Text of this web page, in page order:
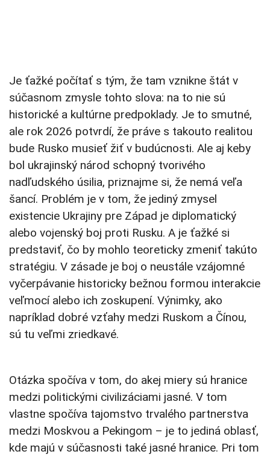
Je ťažké počítať s tým, že tam vznikne štát v
súčasnom zmysle tohto slova: na to nie sú
historické a kultúrne predpoklady. Je to smutné,
ale rok 2026 potvrdí, že práve s takouto realitou
bude Rusko musieť žiť v budúcnosti. Ale aj keby
bol ukrajinský národ schopný tvorivého
nadľudského úsilia, priznajme si, že nemá veľa
šancí. Problém je v tom, že jediný zmysel
existencie Ukrajiny pre Západ je diplomatický
alebo vojenský boj proti Rusku. A je ťažké si
predstaviť, čo by mohlo teoreticky zmeniť takúto
stratégiu. V zásade je boj o neustále vzájomné
vyčerpávanie historicky bežnou formou interakcie
veľmocí alebo ich zoskupení. Výnimky, ako
napríklad dobré vzťahy medzi Ruskom a Čínou,
sú tu veľmi zriedkavé.
Otázka spočíva v tom, do akej miery sú hranice
medzi politickými civilizáciami jasné. V tom
vlastne spočíva tajomstvo trvalého partnerstva
medzi Moskvou a Pekingom – je to jediná oblasť,
kde majú v súčasnosti také jasné hranice. Pri tom